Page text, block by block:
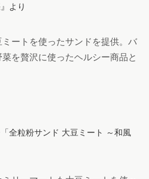
より
ートを使ったサンドを提供。バ
を贅沢に使ったヘルシー商品と